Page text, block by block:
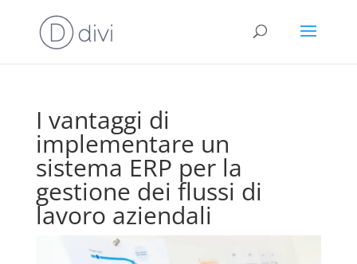
I vantaggi di
implementare un
sistema ERP per la
gestione dei flussi di
lavoro aziendali